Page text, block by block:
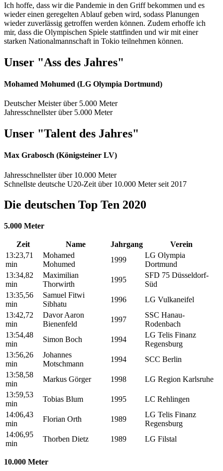
Ich hoffe, dass wir die Pandemie in den Griff bekommen und es
wieder einen geregelten Ablauf geben wird, sodass Planungen
wieder zuverlässig getroffen werden können. Zudem erhoffe ich
mir, dass die Olympischen Spiele stattfinden und wir mit einer
starken Nationalmannschaft in Tokio teilnehmen können.
Unser "Ass des Jahres"
Mohamed Mohumed (LG Olympia Dortmund)
Deutscher Meister über 5.000 Meter
Jahresschnellster über 5.000 Meter
Unser "Talent des Jahres"
Max Grabosch (Königsteiner LV)
Jahresschnellster über 10.000 Meter
Schnellste deutsche U20-Zeit über 10.000 Meter seit 2017
Die deutschen Top Ten 2020
5.000 Meter
Zeit Name Jahrgang
Verein
13:23,71
min
Mohamed
Mohumed
1999
LG Olympia
Dortmund
13:34,82
min
Maximilian
Thorwirth
1995
SFD 75 Düsseldorf-
Süd
13:35,56
min
Samuel Fitwi
Sibhatu
1996
LG Vulkaneifel
13:42,72
min
Davor Aaron
Bienenfeld
1997
SSC Hanau-
Rodenbach
13:54,48
min
Simon Boch 1994
LG Telis Finanz
Regensburg
13:56,26
min
Johannes
Motschmann
1994
SCC Berlin
13:58,58
min
Markus Görger 1998
LG Region Karlsruhe
13:59,53
min
Tobias Blum 1995
LC Rehlingen
14:06,43
min
Florian Orth 1989
LG Telis Finanz
Regensburg
14:06,95
min
Thorben Dietz 1989 LG Filstal
10.000 Meter